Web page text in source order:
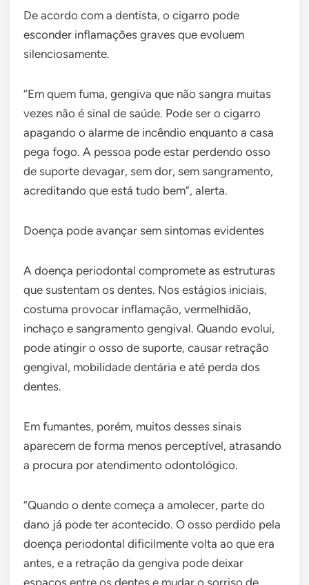
De acordo com a dentista, o cigarro pode
esconder inflamações graves que evoluem
silenciosamente.
“Em quem fuma, gengiva que não sangra muitas
vezes não é sinal de saúde. Pode ser o cigarro
apagando o alarme de incêndio enquanto a casa
pega fogo. A pessoa pode estar perdendo osso
de suporte devagar, sem dor, sem sangramento,
acreditando que está tudo bem”, alerta.
Doença pode avançar sem sintomas evidentes
A doença periodontal compromete as estruturas
que sustentam os dentes. Nos estágios iniciais,
costuma provocar inflamação, vermelhidão,
inchaço e sangramento gengival. Quando evolui,
pode atingir o osso de suporte, causar retração
gengival, mobilidade dentária e até perda dos
dentes.
Em fumantes, porém, muitos desses sinais
aparecem de forma menos perceptível, atrasando
a procura por atendimento odontológico.
“Quando o dente começa a amolecer, parte do
dano já pode ter acontecido. O osso perdido pela
doença periodontal dificilmente volta ao que era
antes, e a retração da gengiva pode deixar